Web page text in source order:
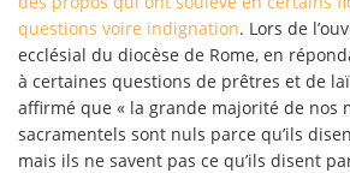
questions voire indignation. Lors de
ecclésial du diocèse de Rome, en
à certaines questions de prêtres et de
affirmé que « la grande majorité de nos
sacramentels sont nuls parce qu’ils
mais ils ne savent pas ce qu’ils disent